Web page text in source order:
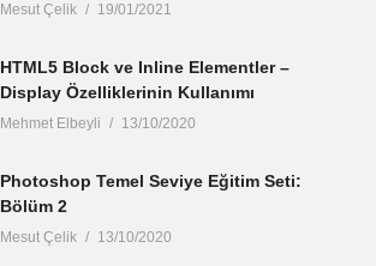
Mesut Çelik 19/01/2021
HTML5 Block ve Inline Elementler –
Display Özelliklerinin Kullanımı
Mehmet Elbeyli 13/10/2020
Photoshop Temel Seviye Eğitim Seti:
Bölüm 2
Mesut Çelik 13/10/2020